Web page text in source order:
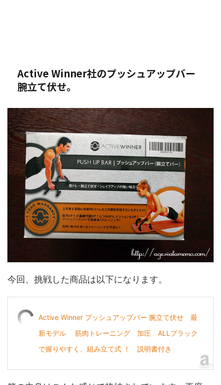
Active Winner社のプッシュアップバー
腕立て伏せ。
今回、挑戦した商品は以下になります。
Active Winner プッシュアップバー 腕立て伏せ 最
新モデル 筋肉トレーニング 加圧 ALLブラック
で握りやすく、組み立て式 ！ 説明書付き